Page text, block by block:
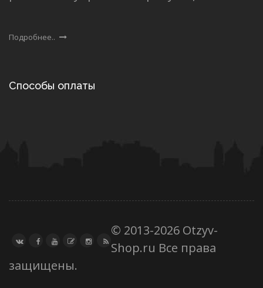
Подробнее..
Способы оплаты
© 2013-2026 Otzyv-
Shop.ru Все права
защищены.